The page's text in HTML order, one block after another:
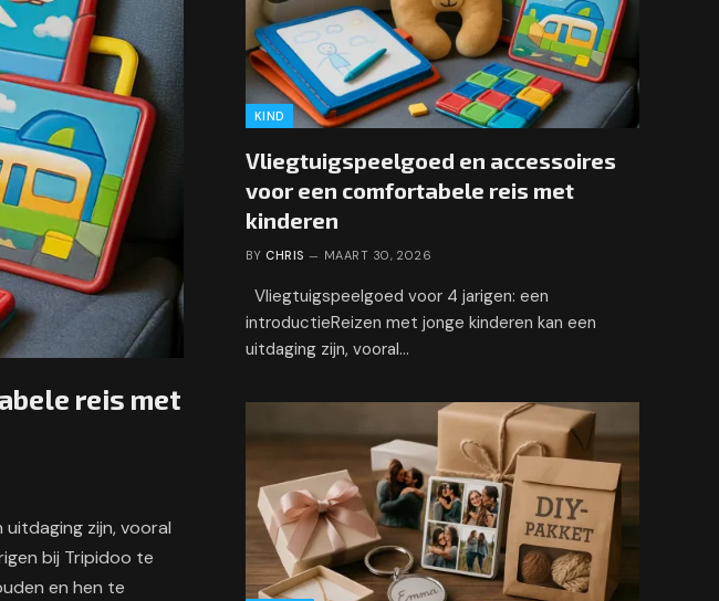
reis met
zijn, vooral
bij Tripidoo te
en hen te
KIND
Vliegtuigspeelgoed en accessoires
voor een comfortabele reis met
kinderen
BY CHRIS MAART 30, 2026
Vliegtuigspeelgoed voor 4 jarigen: een
introductieReizen met jonge kinderen kan een
uitdaging zijn, vooral…